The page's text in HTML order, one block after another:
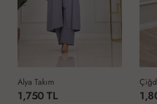
Alya Takım
1,750 TL